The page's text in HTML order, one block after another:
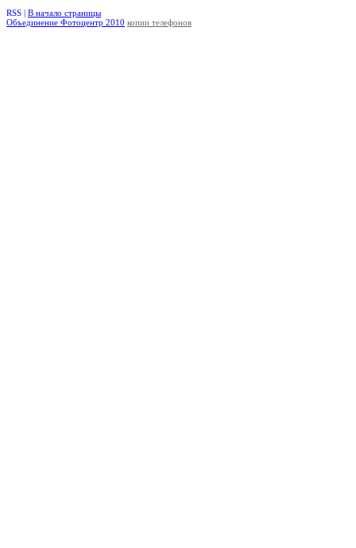
RSS | В начало страницы
Объединение Фотоцентр 2010 копии телефонов